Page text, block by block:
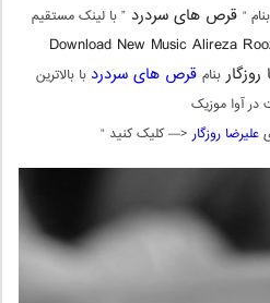
بنام “ قرص های سردرد ” با لینک مستقیم
Download New Music Alireza
بنام قرص های سردرد با بالاترین
در آوا موزیک
علیرضا روزگار<— کلیک کنید “